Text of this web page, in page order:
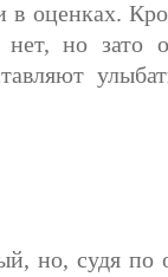
оценках.
но зато
но, судя